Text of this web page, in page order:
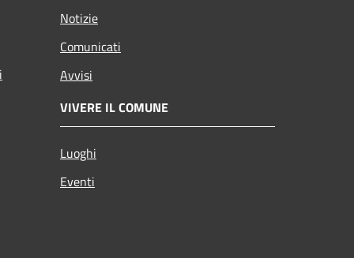
Notizie
Comunicati
Avvisi
VIVERE IL COMUNE
Luoghi
Eventi